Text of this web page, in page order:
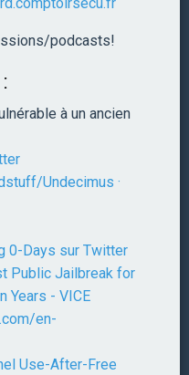
podcasts!
à un ancien
Undecimus ·
0-Days sur Twitter
Public Jailbreak for
Years - VICE
en-
Use-After-Free